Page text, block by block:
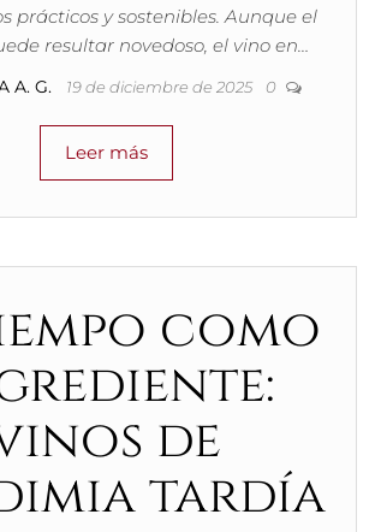
prácticos y sostenibles. Aunque el
resultar novedoso, el vino en…
A. G. 19 de diciembre de 2025 0
Leer más
como
de
tardía